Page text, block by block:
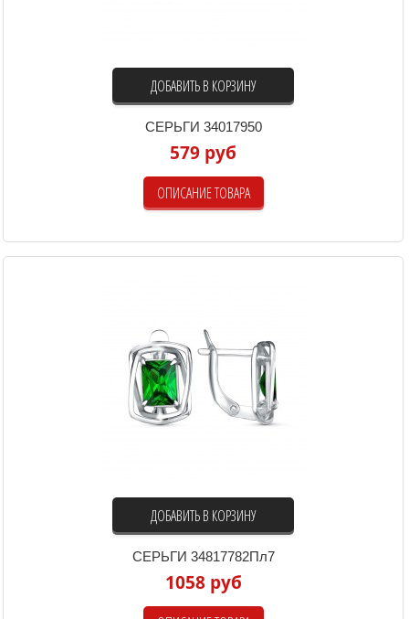
ДОБАВИТЬ В КОРЗИНУ
СЕРЬГИ 34017950
579 руб
ОПИСАНИЕ ТОВАРА
ДОБАВИТЬ В КОРЗИНУ
СЕРЬГИ 34817782Пл7
1058 руб